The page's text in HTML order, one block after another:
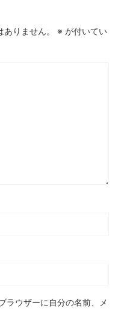
りません。 ※ が付いてい
ラウザーに自分の名前、メ